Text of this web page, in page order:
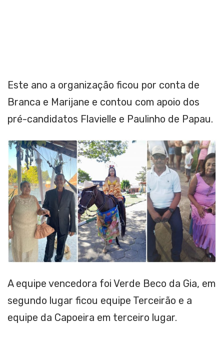
Este ano a organização ficou por conta de
Branca e Marijane e contou com apoio dos
pré-candidatos Flavielle e Paulinho de Papau.
A equipe vencedora foi Verde Beco da Gia, em
segundo lugar ficou equipe Terceirão e a
equipe da Capoeira em terceiro lugar.